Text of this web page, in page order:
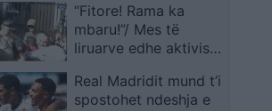
“Fitore! Rama ka
mbaru!”/ Mes të
liruarve edhe aktivisti
Real Madridit mund t’i
spostohet ndeshja e